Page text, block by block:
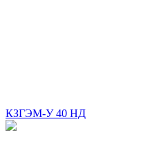
КЗГЭМ-У 40 НД